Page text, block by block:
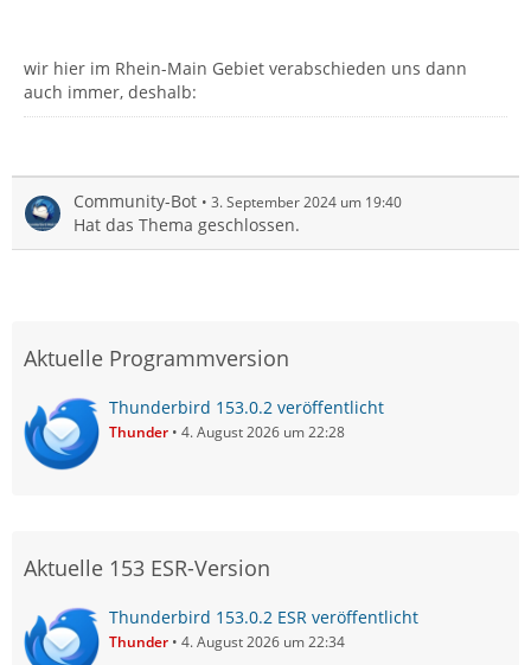
wir hier im Rhein-Main Gebiet verabschieden uns dann
auch immer, deshalb:
Community-Bot 3. September 2024 um 19:40
Hat das Thema geschlossen.
Aktuelle Programmversion
Thunderbird 153.0.2 veröffentlicht
Thunder 4. August 2026 um 22:28
Aktuelle 153 ESR-Version
Thunderbird 153.0.2 ESR veröffentlicht
Thunder 4. August 2026 um 22:34